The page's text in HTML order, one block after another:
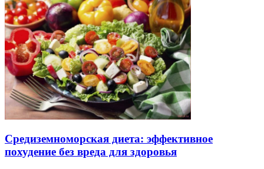
Средиземноморская диета: эффективное
похудение без вреда для здоровья